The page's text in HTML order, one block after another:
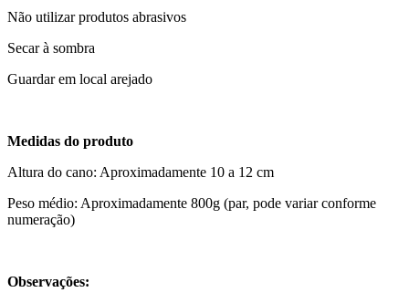
Não utilizar produtos abrasivos
Secar à sombra
Guardar em local arejado
Medidas do produto
Altura do cano: Aproximadamente 10 a 12 cm
Peso médio: Aproximadamente 800g (par, pode variar conforme
numeração)
Observações: